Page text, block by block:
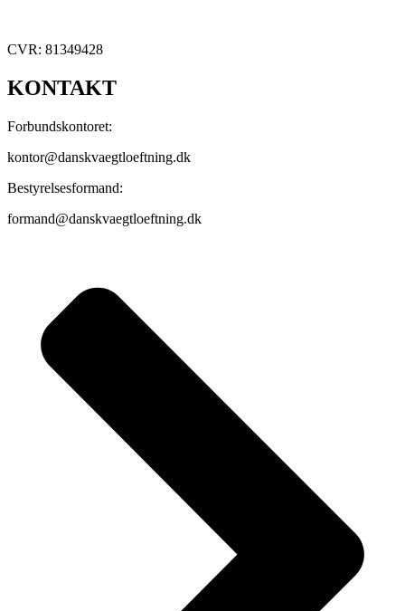
CVR: 81349428
KONTAKT
Forbundskontoret:
kontor@danskvaegtloeftning.dk
Bestyrelsesformand:
formand@danskvaegtloeftning.dk